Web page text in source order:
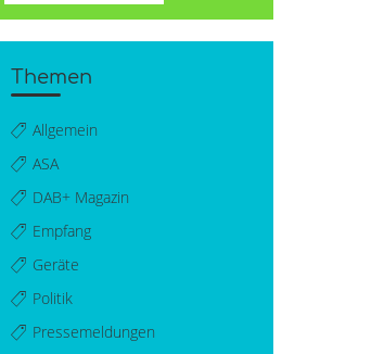
Themen
Allgemein
ASA
DAB+ Magazin
Empfang
Geräte
Politik
Pressemeldungen